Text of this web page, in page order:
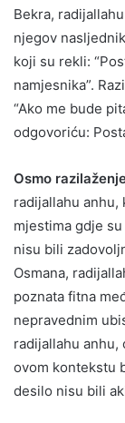
Bekra,
njegov
koji su rekli:
namjesnika”.
“Ako me bude
odgovoriću:
Osmo
radijallahu anhu,
mjestima gdje
nisu bili
Osmana,
poznata fitna
nepravednim
radijallahu anhu,
ovom kontekstu
desilo nisu bili